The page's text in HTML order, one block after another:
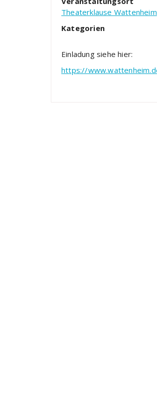
Theaterklause Wattenheim
Kategorien
Einladung siehe hier:
https://